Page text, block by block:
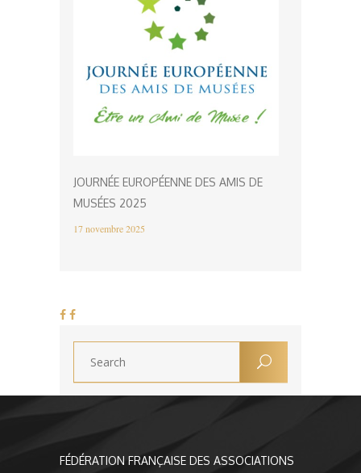
JOURNÉE EUROPÉENNE DES AMIS DE
MUSÉES 2025
17 novembre 2025
FÉDÉRATION FRANÇAISE DES ASSOCIATIONS